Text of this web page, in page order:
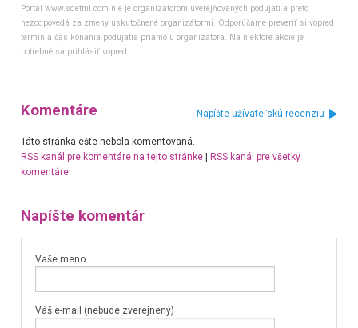
Portál www.sdetmi.com nie je organizátorom uverejňovaných podujatí a preto
nezodpovedá za zmeny uskutočnené organizátormi. Odporúčame preveriť si vopred
termín a čas konania podujatia priamo u organizátora. Na niektoré akcie je
potrebné sa prihlásiť vopred.
Komentáre Napíšte užívateľskú recenziu
Táto stránka ešte nebola komentovaná.
RSS kanál pre komentáre na tejto stránke|
RSS kanál pre všetky
komentáre
Napíšte komentár
Vaše meno
Váš e-mail (nebude zverejnený)